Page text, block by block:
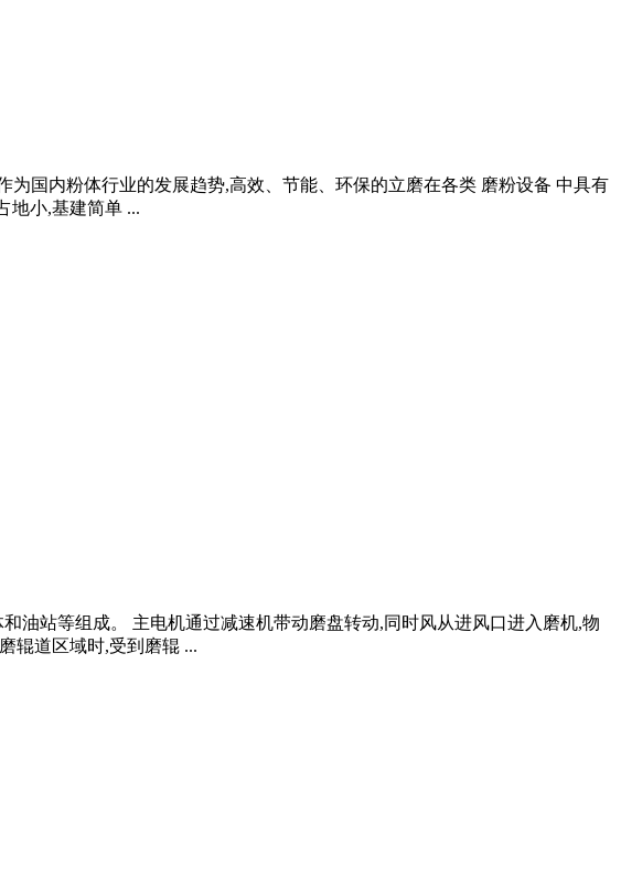
国内粉体行业的发展趋势,高效、节能、环保的立磨在各类 磨粉设备 中具有
地小,基建简单 ...
油站等组成。 主电机通过减速机带动磨盘转动,同时风从进风口进入磨机,物
辊道区域时,受到磨辊 ...